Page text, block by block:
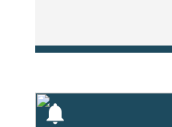
notifications